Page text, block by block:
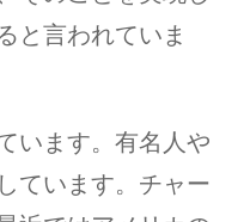
と言われていま
います。有名人や
ています。チャー